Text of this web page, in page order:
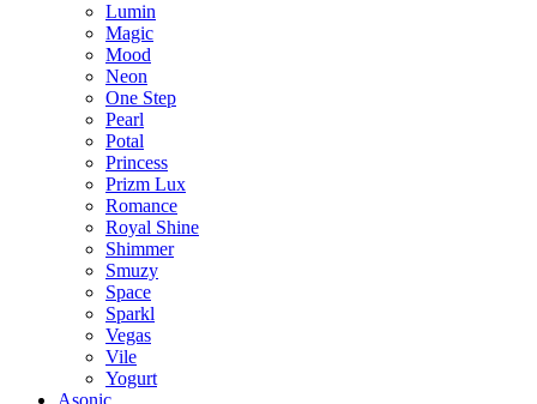
Lumin
Magic
Mood
Neon
One Step
Pearl
Potal
Princess
Prizm Lux
Romance
Royal Shine
Shimmer
Smuzy
Space
Sparkl
Vegas
Vile
Yogurt
Asonic